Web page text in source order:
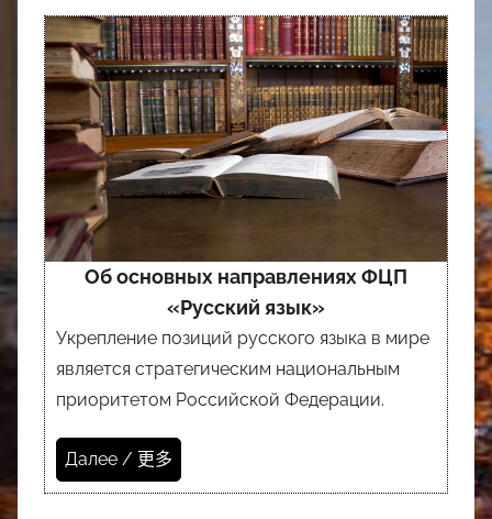
Об основных направлениях ФЦП
«Русский язык»
Укрепление позиций русского языка в мире
является стратегическим национальным
приоритетом Российской Федерации.
Далее / 更多